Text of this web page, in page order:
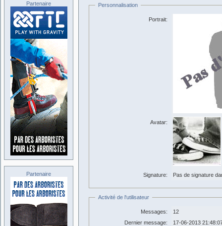
Personnalisation
Portrait:
Avatar:
Signature: Pas de signature
Activité de l'utilisateur
Messages:
12
Dernier message:
17-06-2013
Partenaire
Partenaire